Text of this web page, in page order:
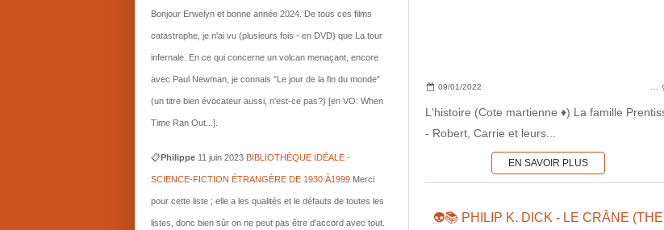
09/01/2022
L'histoire (Cote martienne ♦) La famille
- Robert, Carrie et leurs...
EN SAVOIR PLUS
👽📚 PHILIP K. DICK - LE CRÂNE (THE
Bonjour Erwelyn et bonne année 2024. De tous ces films
catastrophe, je n'ai vu (plusieurs fois - en DVD) que La tour
infernale. En ce qui concerne un volcan menaçant, encore
avec Paul Newman, je connais "Le jour de la fin du monde"
(un titre bien évocateur aussi, n'est-ce pas?) [en VO: When
Time Ran Out...].
📋Philippe 11 juin 2023 BIBLIOTHÈQUE IDÉALE -
SCIENCE-FICTION ÉTRANGÈRE DE 1930 À1999 Merci
pour cette liste ; elle a les qualités et le défauts de toutes les
listes, donc bien sûr on ne peut pas être d'accord avec tout.